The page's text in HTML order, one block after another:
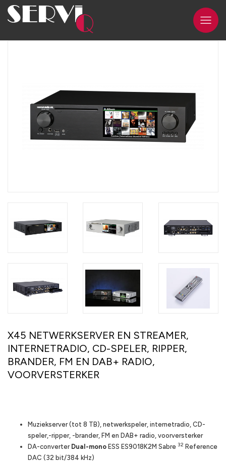
X45 NETWERKSERVER EN STREAMER,
INTERNETRADIO, CD-SPELER, RIPPER,
BRANDER, FM EN DAB+ RADIO,
VOORVERSTERKER
Muziekserver (tot 8 TB), netwerkspeler, internetradio, CD-
speler,-ripper, -brander, FM en DAB+ radio, voorversterker
DA-converter Dual-mono ESS ES9018K2M Sabre 32 Reference
DAC (32 bit/384 kHz)